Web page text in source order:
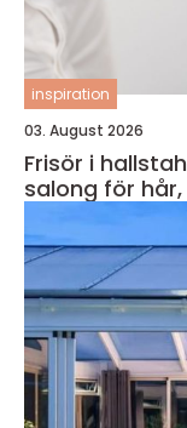
inspiration
03. August 2026
Frisör i hallstahammar
salong för